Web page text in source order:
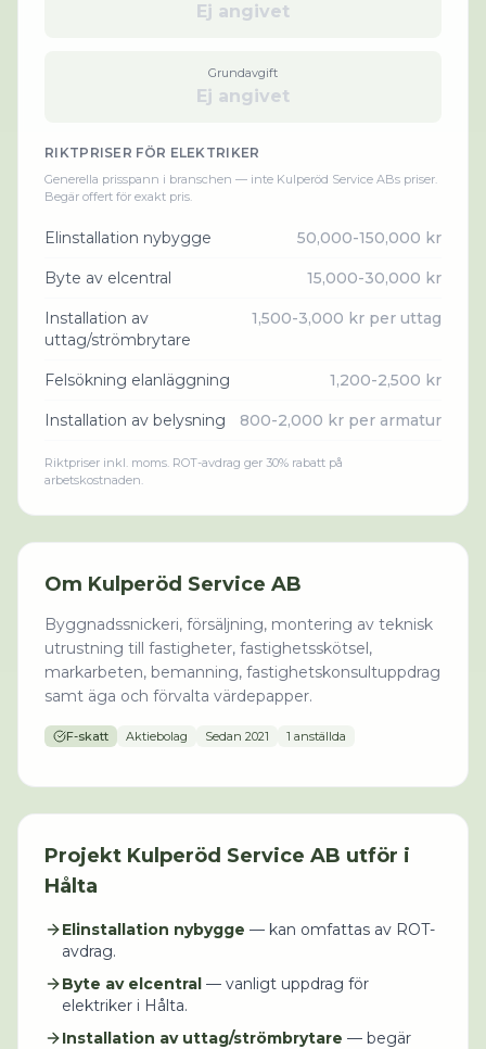
Ej angivet
Grundavgift
Ej angivet
RIKTPRISER FÖR ELEKTRIKER
Generella prisspann i branschen — inte Kulperöd Service ABs priser.
Begär offert för exakt pris.
Elinstallation nybygge 50,000-150,000 kr
Byte av elcentral 15,000-30,000 kr
Installation av
uttag/strömbrytare
1,500-3,000 kr per uttag
Felsökning elanläggning 1,200-2,500 kr
Installation av belysning 800-2,000 kr per armatur
Riktpriser inkl. moms. ROT-avdrag ger 30% rabatt på
arbetskostnaden.
Om Kulperöd Service AB
Byggnadssnickeri, försäljning, montering av teknisk
utrustning till fastigheter, fastighetsskötsel,
markarbeten, bemanning, fastighetskonsultuppdrag
samt äga och förvalta värdepapper.
F-skatt Aktiebolag Sedan 2021 1 anställda
Projekt Kulperöd Service AB utför i
Hålta
Elinstallation nybygge — kan omfattas av ROT-
avdrag.
Byte av elcentral — vanligt uppdrag för
elektriker i Hålta.
Installation av uttag/strömbrytare — begär